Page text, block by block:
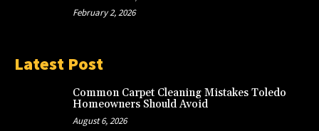
February 2, 2026
Latest Post
Common Carpet Cleaning Mistakes Toledo
Homeowners Should Avoid
August 6, 2026